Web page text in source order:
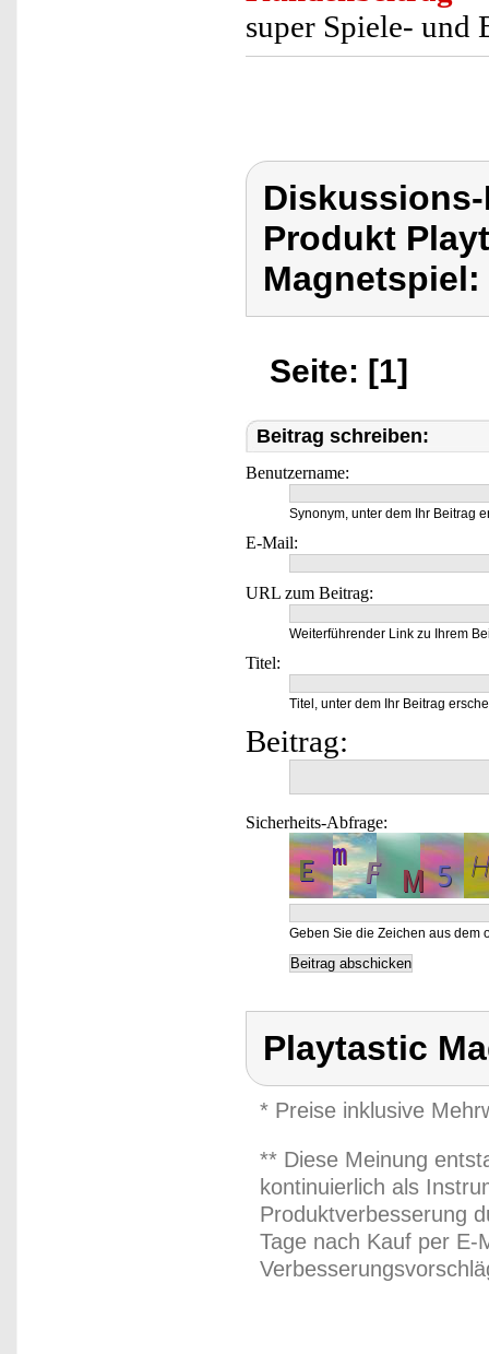
super Spiele- und
Produkt
Magnetspiel:
Seite: [1]
Beitrag schreiben:
Benutzername:
Synonym, unter dem Ihr Beitrag
E-Mail:
URL zum Beitrag:
Weiterführender Link zu Ihrem
Titel:
Titel, unter dem Ihr Beitrag
Beitrag:
Sicherheits-Abfrage:
Geben Sie die Zeichen aus dem
Playtastic
* Preise inklusive
** Diese Meinung
kontinuierlich als
Produktverbesserung
Tage nach Kauf per E-